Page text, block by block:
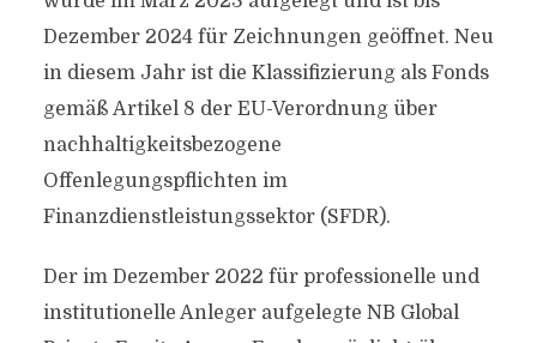
Dezember 2024 für Zeichnungen geöffnet. Neu
in diesem Jahr ist die Klassifizierung als Fonds
gemäß Artikel 8 der EU-Verordnung über
nachhaltigkeitsbezogene
Offenlegungspflichten im
Finanzdienstleistungssektor (SFDR).
Der im Dezember 2022 für professionelle und
institutionelle Anleger aufgelegte NB Global